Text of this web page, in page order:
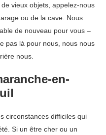
vieux objets, appelez-nous
ou de la cave. Nous
de nouveau pour vous –
pas là pour nous, nous nous
nous.
en-
circonstances difficiles qui
Si un être cher ou un